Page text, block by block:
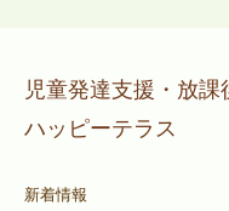
児童発達支援・放
ハッピーテラス
新着情報